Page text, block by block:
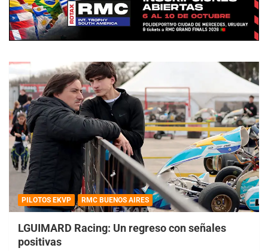
PILOTOS EKVP RMC BUENOS AIRES
LGUIMARD Racing: Un regreso con señales
positivas